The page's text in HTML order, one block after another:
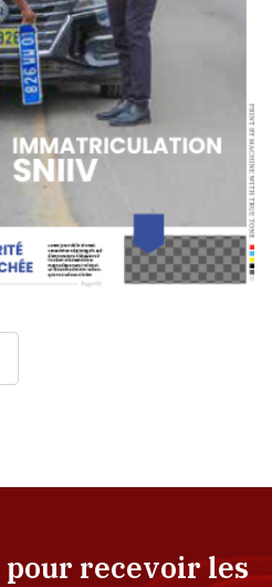
pour recevoir les